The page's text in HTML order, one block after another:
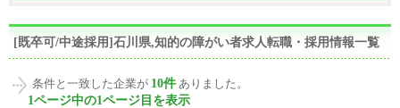
[既卒可/中途採用]石川県,知的の障がい者求人転職・採用情報一覧
条件と一致した企業が 10件 ありました。
1ページ中の1ページ目を表示